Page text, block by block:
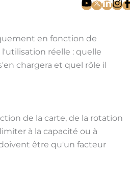
en fonction de
réelle : quelle
chargera et quel rôle il
de la carte, de la rotation
à la capacité ou à
être qu'un facteur